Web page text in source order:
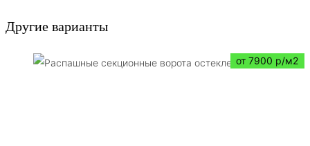
Другие варианты
от 7900 р/м2